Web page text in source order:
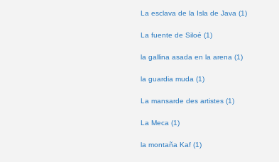
La esclava de la Isla de Java (1)
La fuente de Siloé (1)
la gallina asada en la arena (1)
la guardia muda (1)
La mansarde des artistes (1)
La Meca (1)
la montaña Kaf (1)